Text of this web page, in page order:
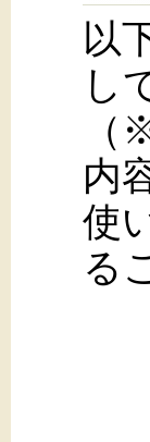
以
し
内
使
る